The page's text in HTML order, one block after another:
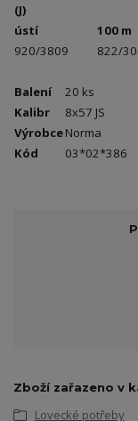
(J)
ústí
100 m
920/3809
822/
Balení
20 ks
Kalibr
8x57 JS
VýrobceNorma
Kód
03*02*386
Zboží zařazeno v
Lovecké potřeby